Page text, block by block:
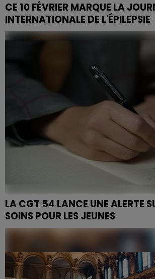
CE 10 FÉVRIER MARQUE LA
INTERNATIONALE DE L'ÉPILEPSIE
Cet après-midi, direction le bâtiment
l’hôpital central entre 13h45 et 17h
LA CGT 54 LANCE UNE ALERTE
SOINS POUR LES JEUNES
La CGT exige une grande loi de
la psychiatrie, avec la mise en œuvre
hauteur des besoins.